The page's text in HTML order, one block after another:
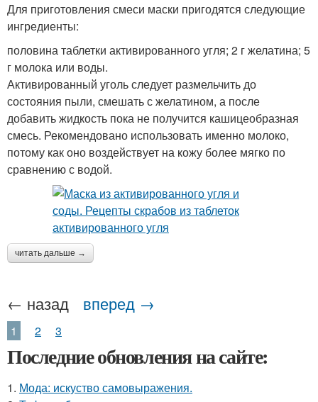
Для приготовления смеси маски пригодятся следующие
ингредиенты:
половина таблетки активированного угля; 2 г желатина; 5
г молока или воды.
Активированный уголь следует размельчить до
состояния пыли, смешать с желатином, а после
добавить жидкость пока не получится кашицеобразная
смесь. Рекомендовано использовать именно молоко,
потому как оно воздействует на кожу более мягко по
сравнению с водой.
читать дальше →
← назад вперед →
1 2 3
Последние обновления на сайте:
1. Мода: искуство самовыражения.